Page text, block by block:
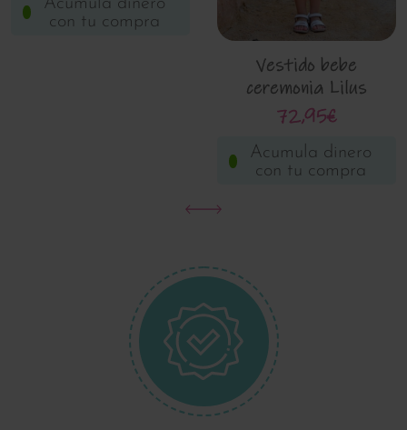
Acumula dinero
con tu compra
Vestido bebe
ceremonia Lilus
035156
72,95€
Acumula dinero
con tu compra